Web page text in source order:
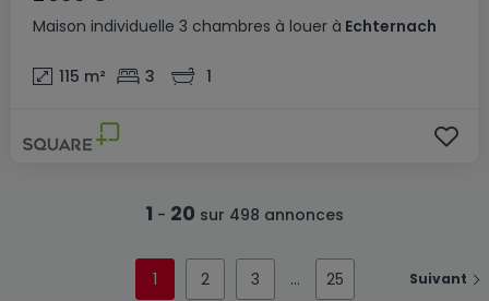
Maison individuelle 3 chambres à louer à Echternach
115 m² 3 1
1 - 20 sur 498 annonces
1 2 3 25 Suivant